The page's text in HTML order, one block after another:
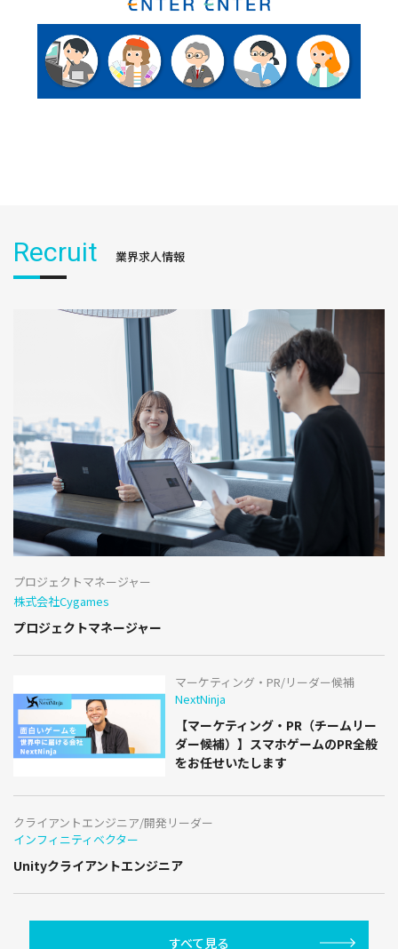
Recruit 業界求人情報
プロジェクトマネージャー
株式会社Cygames
プロジェクトマネージャー
マーケティング・PR/リーダー候補
NextNinja
【マーケティング・PR（チームリー
ダー候補）】スマホゲームのPR全般
をお任せいたします
クライアントエンジニア/開発リーダー
インフィニティベクター
Unityクライアントエンジニア
すべて見る